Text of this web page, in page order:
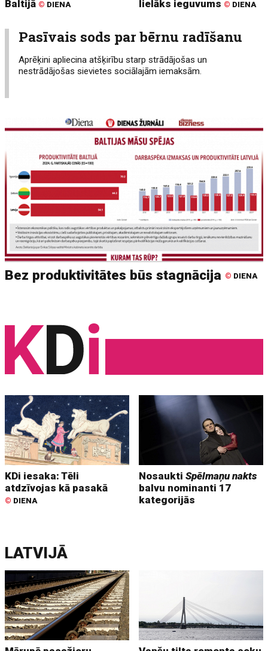
Baltijā © DIENA
lielāks ieguvums © DIENA
Pasīvais sods par bērnu radīšanu
Aprēķini apliecina atšķirību starp strādājošas un
nestrādājošas sievietes sociālajām iemaksām.
Bez produktivitātes būs stagnācija © DIENA
KDi iesaka: Tēli
atdzīvojas kā pasakā
© DIENA
NosauktiSpēlmaņu nakts
balvu nominanti 17
kategorijās
LATVIJĀ